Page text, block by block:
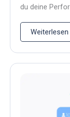
du deine
Weiterlesen